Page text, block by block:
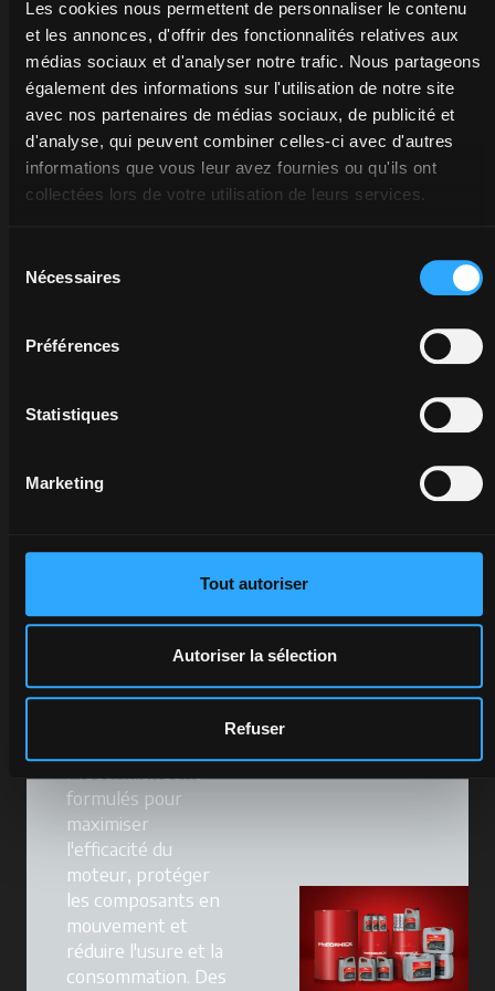
Les cookies nous permettent de personnaliser le contenu
et les annonces, d'offrir des fonctionnalités relatives aux
médias sociaux et d'analyser notre trafic. Nous partageons
également des informations sur l'utilisation de notre site
avec nos partenaires de médias sociaux, de publicité et
d'analyse, qui peuvent combiner celles-ci avec d'autres
informations que vous leur avez fournies ou qu'ils ont
collectées lors de votre utilisation de leurs services.
Nécessaires
Préférences
Statistiques
Marketing
Tout autoriser
Autoriser la sélection
Refuser
sélectionnées,
testées et garanties
12 mois par
McCormick. La
meilleure solution
pour les pièces
détachées
génériques, à un
informations
concessionnaire
Lubrifiants
La protection
détails invisibles.
formulés pour
maximiser
l'efficacité du
moteur, protéger
les composants en
mouvement et
réduire l'usure et la
consommation. Des